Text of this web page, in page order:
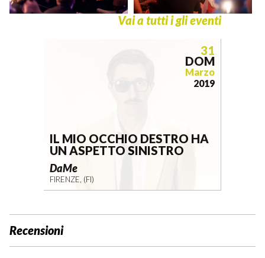
Vai a tutti i gli eventi
31
DOM
Marzo
2019
IL MIO OCCHIO DESTRO HA
UN ASPETTO SINISTRO
DaMe
FIRENZE, (FI)
Recensioni